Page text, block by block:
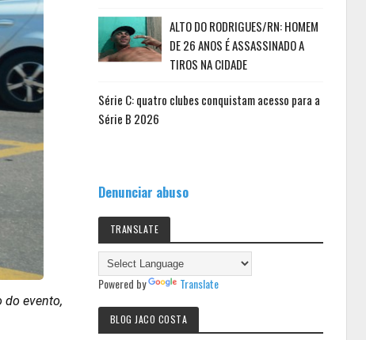
do evento,
ALTO DO RODRIGUES/RN: HOMEM
DE 26 ANOS É ASSASSINADO A
TIROS NA CIDADE
Série C: quatro clubes conquistam acesso para a
Série B 2026
Denunciar abuso
TRANSLATE
Powered by Translate
BLOG JACO COSTA